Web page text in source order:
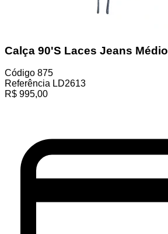
Calça 90'S Laces Jeans Médio
Código 875
Referência LD2613
R$ 995,00